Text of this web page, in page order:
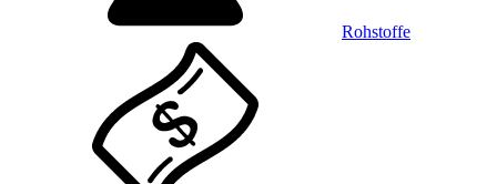
Rohstoffe